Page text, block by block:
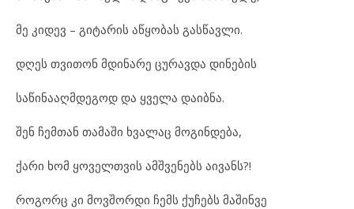
მე კიდევ – გიტარის აწყობას გასწავლი.
დღეს თვითონ მდინარე ცურავდა დინების
საწინააღმდეგოდ და ყველა დაიბნა.
შენ ჩემთან თამაში ხვალაც მოგინდება,
ქარი ხომ ყოველთვის ამშვენებს აივანს?!
როგორც კი მოვშორდი ჩემს ქუჩებს მაშინვე